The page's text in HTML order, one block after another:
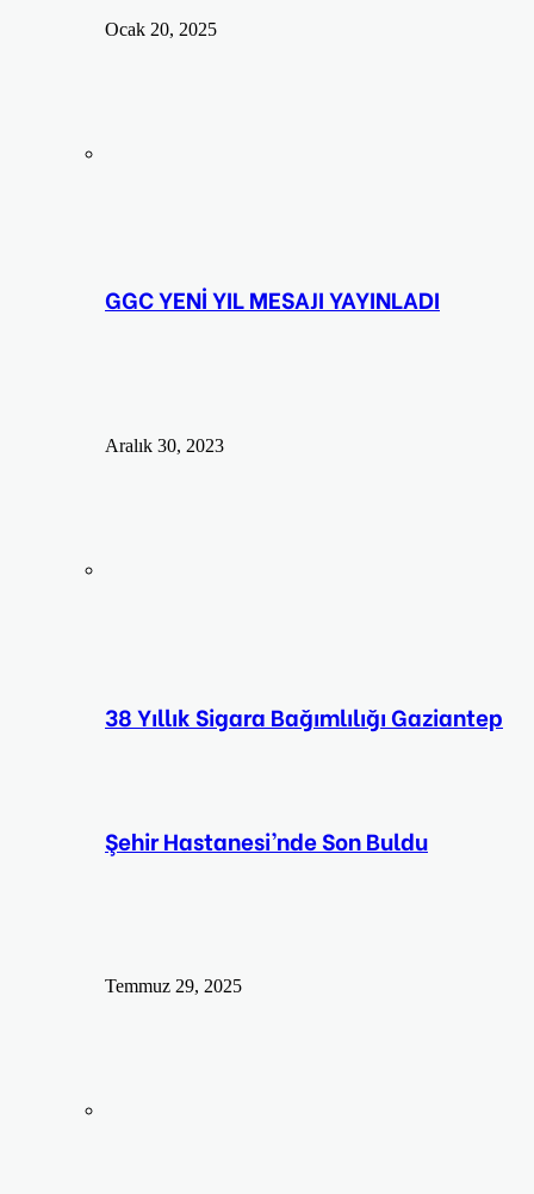
Ocak 20, 2025
GGC YENİ YIL MESAJI YAYINLADI
Aralık 30, 2023
38 Yıllık Sigara Bağımlılığı Gaziantep
Şehir Hastanesi’nde Son Buldu
Temmuz 29, 2025